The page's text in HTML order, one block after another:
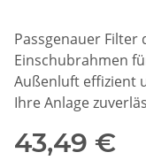
Passgenauer Filter
Einschubrahmen
Außenluft effizient
Ihre Anlage
43,49 €